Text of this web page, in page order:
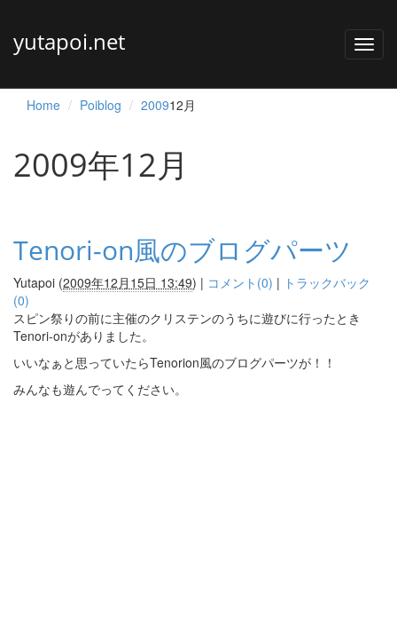
yutapoi.net
Home Poiblog 200912月
2009年12月
Tenori-on風のブログパーツ
Yutapoi (2009年12月15日 13:49) | コメント(0) | トラックバック
(0)
スピン祭りの前に主催のクリステンのうちに遊びに行ったとき
Tenori-onがありました。
いいなぁと思っていたらTenorion風のブログパーツが！！
みんなも遊んでってください。